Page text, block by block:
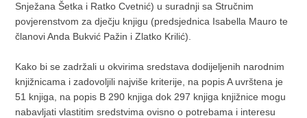
Snježana Šetka i Ratko Cvetnić) u suradnji sa Stručnim
povjerenstvom za dječju knjigu (predsjednica Isabella Mauro te
članovi Anda Bukvić Pažin i Zlatko Krilić).
Kako bi se zadržali u okvirima sredstava dodijeljenih narodnim
knjižnicama i zadovoljili najviše kriterije, na popis A uvrštena je
51 knjiga, na popis B 290 knjiga dok 297 knjiga knjižnice mogu
nabavljati vlastitim sredstvima ovisno o potrebama i interesu